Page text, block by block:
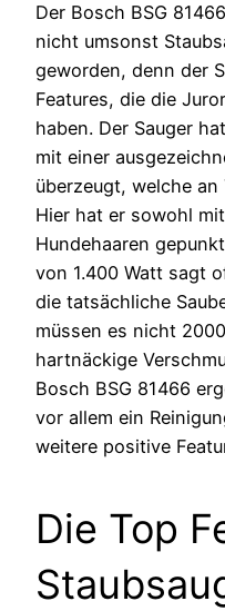
Der Bosch BSG
nicht umsonst
geworden, denn der
Features, die die
haben. Der Sauger
mit einer
überzeugt, welche
Hier hat er sowohl
Hundehaaren
von 1.400 Watt sagt
die tatsächliche
müssen es nicht
hartnäckige
Bosch BSG 81466
vor allem ein
weitere positive
Die Top